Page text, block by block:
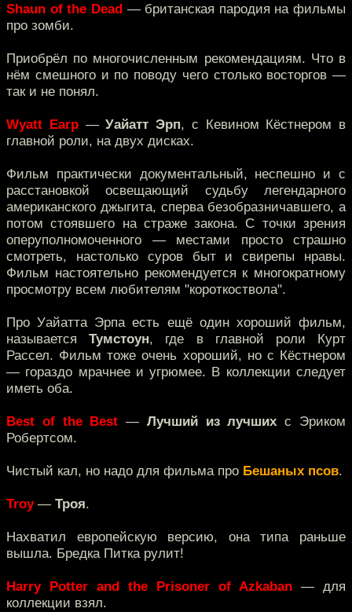
Shaun of the Dead— британская пародия на фильмы
про зомби.
Приобрёл по многочисленным рекомендациям. Что в
нём смешного и по поводу чего столько восторгов —
так и не понял.
Wyatt Earp—Уайатт Эрп, с Кевином Кёстнером в
главной роли, на двух дисках.
Фильм практически документальный, неспешно и с
расстановкой освещающий судьбу легендарного
американского джыгита, сперва безобразничавшего, а
потом стоявшего на страже закона. С точки зрения
оперуполномоченного — местами просто страшно
смотреть, настолько суров быт и свирепы нравы.
Фильм настоятельно рекомендуется к многократному
просмотру всем любителям "короткоствола".
Про Уайатта Эрпа есть ещё один хороший фильм,
называетсяТумстоун, где в главной роли Курт
Рассел. Фильм тоже очень хороший, но с Кёстнером
— гораздо мрачнее и угрюмее. В коллекции следует
иметь оба.
Best of the Best — Лучший из лучших с Эриком
Робертсом.
Чистый кал, но надо для фильма про Бешаных псов.
Troy— Троя.
Нахватил европейскую версию, она типа раньше
вышла. Бредка Питка рулит!
Harry Potter and the Prisoner of Azkaban — для
коллекции взял.